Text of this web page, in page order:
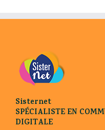
Sisternet
SPÉCIALISTE EN
DIGITALE